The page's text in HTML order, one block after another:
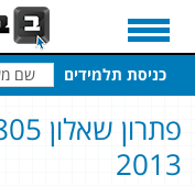
כניסת תלמידים
2013